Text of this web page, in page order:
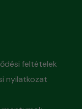
feltételek
nyilatkozat